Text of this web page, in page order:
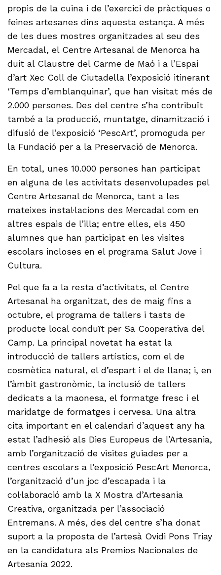
propis de la cuina i de l’exercici de pràctiques o
feines artesanes dins aquesta estança. A més
de les dues mostres organitzades al seu des
Mercadal, el Centre Artesanal de Menorca ha
duit al Claustre del Carme de Maó i a l’Espai
d’art Xec Coll de Ciutadella l’exposició itinerant
‘Temps d’emblanquinar’, que han visitat més de
2.000 persones. Des del centre s’ha contribuït
també a la producció, muntatge, dinamització i
difusió de l’exposició ‘PescArt’, promoguda per
la Fundació per a la Preservació de Menorca.
En total, unes 10.000 persones han participat
en alguna de les activitats desenvolupades pel
Centre Artesanal de Menorca, tant a les
mateixes instal·lacions des Mercadal com en
altres espais de l’illa; entre elles, els 450
alumnes que han participat en les visites
escolars incloses en el programa Salut Jove i
Cultura.
Pel que fa a la resta d’activitats, el Centre
Artesanal ha organitzat, des de maig fins a
octubre, el programa de tallers i tasts de
producte local conduït per Sa Cooperativa del
Camp. La principal novetat ha estat la
introducció de tallers artístics, com el de
cosmètica natural, el d’espart i el de llana; i, en
l’àmbit gastronòmic, la inclusió de tallers
dedicats a la maonesa, el formatge fresc i el
maridatge de formatges i cervesa. Una altra
cita important en el calendari d’aquest any ha
estat l’adhesió als Dies Europeus de l’Artesania,
amb l’organització de visites guiades per a
centres escolars a l’exposició PescArt Menorca,
l’organització d’un joc d’escapada i la
col·laboració amb la X Mostra d’Artesania
Creativa, organitzada per l’associació
Entremans. A més, des del centre s’ha donat
suport a la proposta de l’artesà Ovidi Pons Triay
en la candidatura als Premios Nacionales de
Artesanía 2022.